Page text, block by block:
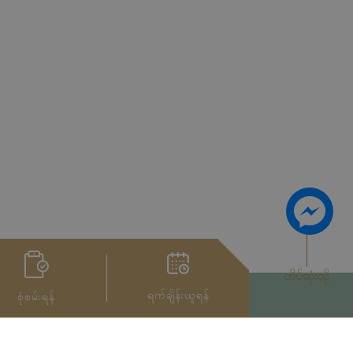
စုံစမ်းရန် ရက်ချိန်းယူရန်
ထိပ်ဆုံးသို့